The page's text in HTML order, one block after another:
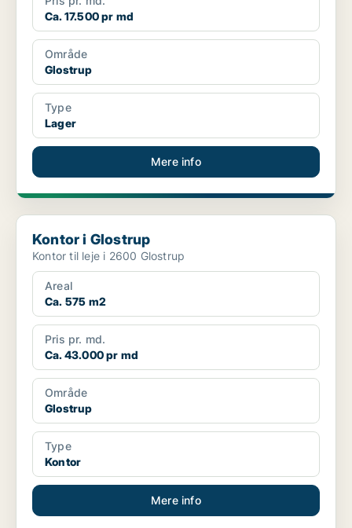
Ca. 17.500 pr md
Område
Glostrup
Type
Lager
Mere info
Kontor i Glostrup
Kontor i Glostrup
Kontor til leje i 2600 Glostrup
Areal
Ca. 575 m2
Pris pr. md.
Ca. 43.000 pr md
Område
Glostrup
Type
Kontor
Mere info